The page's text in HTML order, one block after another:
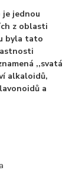
je jednou
z oblasti
byla tato
,,svatá
alkaloidů,
a